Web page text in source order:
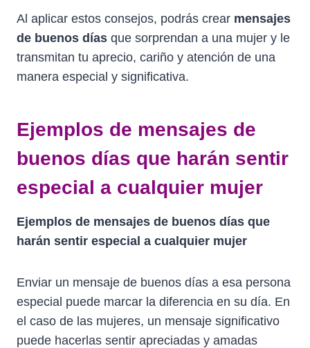
Al aplicar estos consejos, podrás crear mensajes
de buenos días que sorprendan a una mujer y le
transmitan tu aprecio, cariño y atención de una
manera especial y significativa.
Ejemplos de mensajes de
buenos días que harán sentir
especial a cualquier mujer
Ejemplos de mensajes de buenos días que
harán sentir especial a cualquier mujer
Enviar un mensaje de buenos días a esa persona
especial puede marcar la diferencia en su día. En
el caso de las mujeres, un mensaje significativo
puede hacerlas sentir apreciadas y amadas